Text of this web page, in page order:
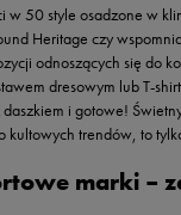
w 50 style osadzone w
Heritage czy
odnoszących się do
dresowym lub T-
i gotowe!
kultowych trendów, to
marki –